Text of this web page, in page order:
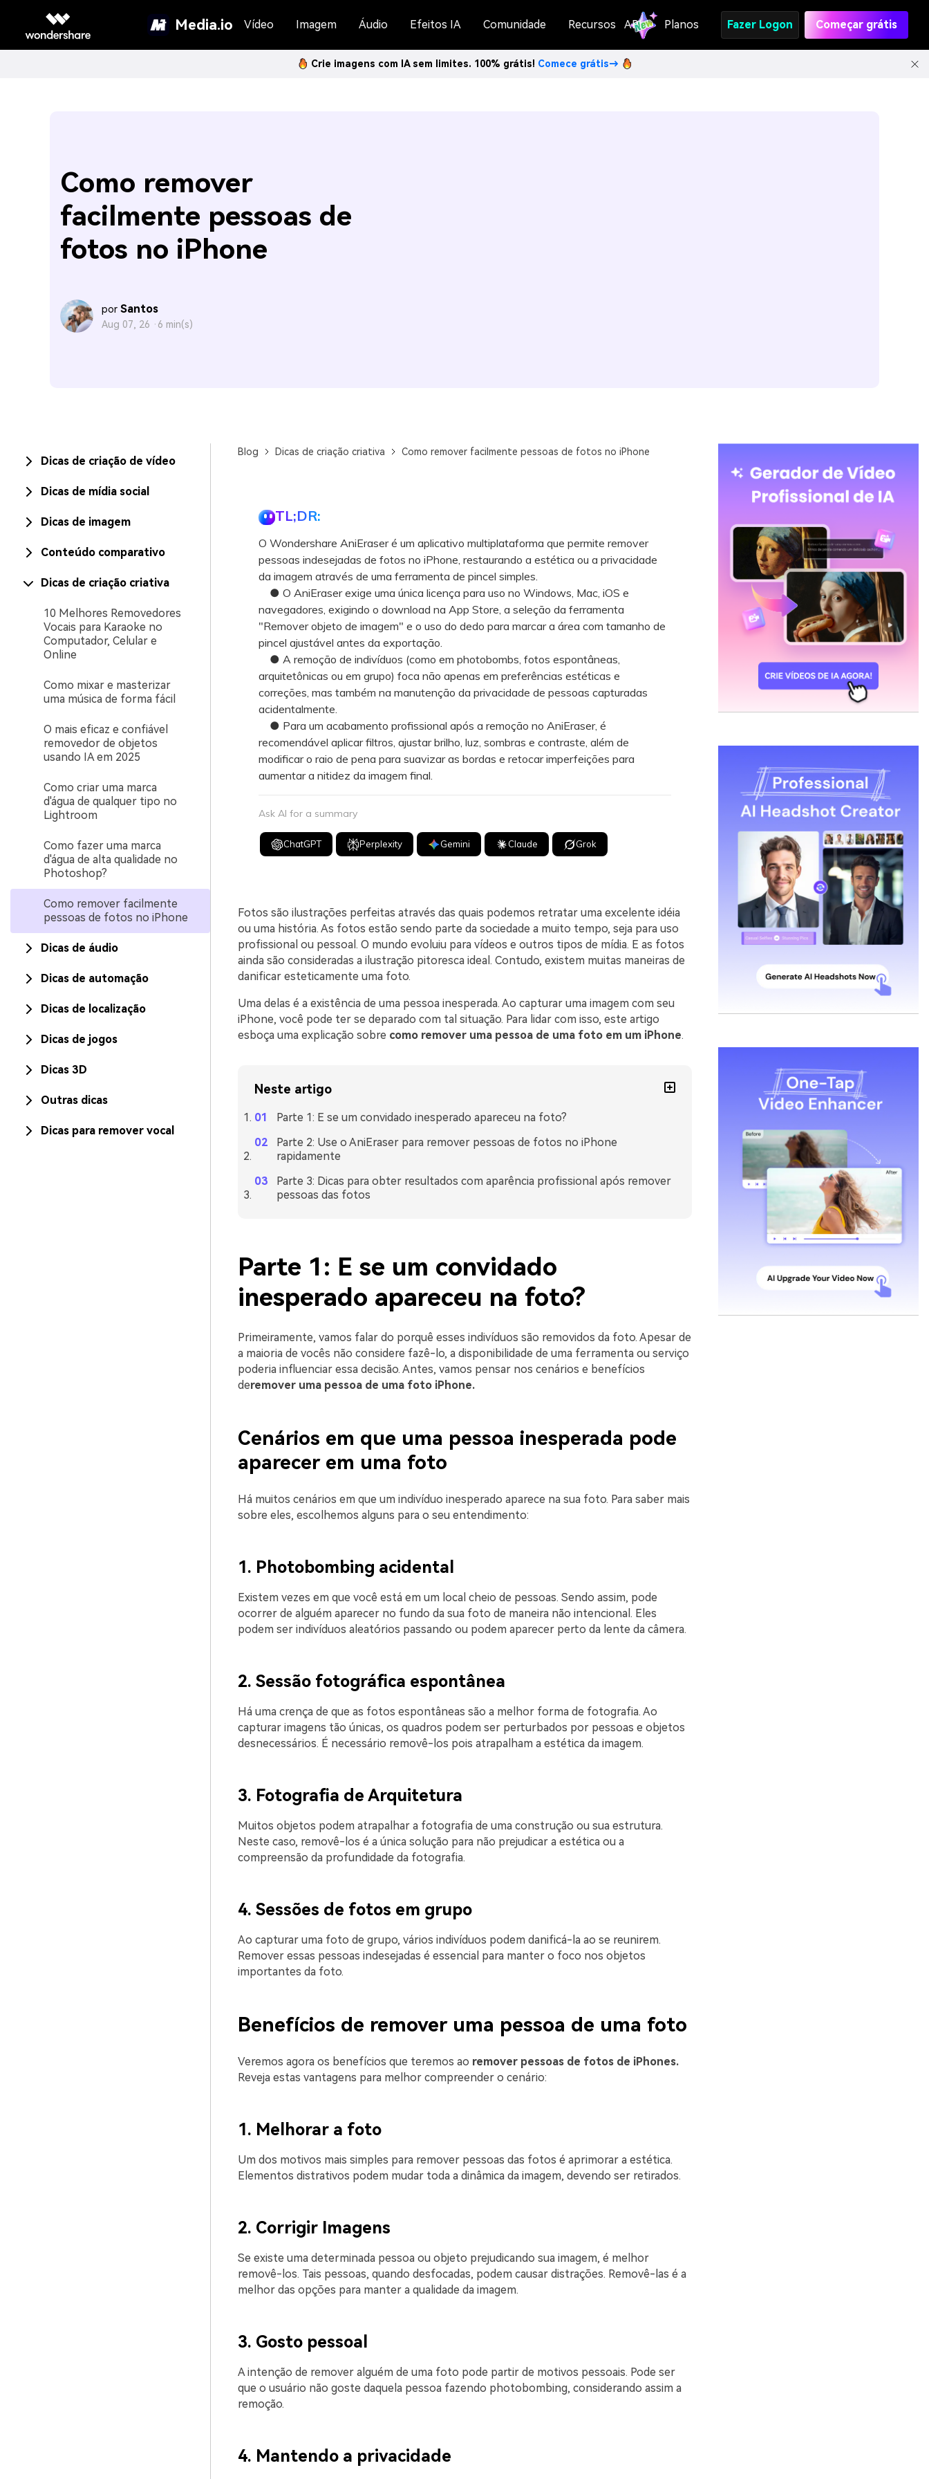
Media.io Vídeo Imagem Áudio Efeitos IA Comunidade Recursos API Planos Fazer Logon Começar grátis
Crie imagens com IA sem limites. 100% grátis! Comece grátis→
Como remover
facilmente pessoas de
fotos no iPhone
por Santos
Aug 07, 26 · 6 min(s)
Dicas de criação de vídeo
Dicas de mídia social
Dicas de imagem
Conteúdo comparativo
Dicas de criação criativa
10 Melhores Removedores
Vocais para Karaoke no
Computador, Celular e
Online
Como mixar e masterizar
uma música de forma fácil
O mais eficaz e confiável
removedor de objetos
usando IA em 2025
Como criar uma marca
d'água de qualquer tipo no
Lightroom
Como fazer uma marca
d'água de alta qualidade no
Photoshop?
Como remover facilmente
pessoas de fotos no iPhone
Dicas de áudio
Dicas de automação
Dicas de localização
Dicas de jogos
Dicas 3D
Outras dicas
Dicas para remover vocal
Blog Dicas de criação criativa Como remover facilmente pessoas de fotos no iPhone
TL;DR:
O Wondershare AniEraser é um aplicativo multiplataforma que permite remover
pessoas indesejadas de fotos no iPhone, restaurando a estética ou a privacidade
da imagem através de uma ferramenta de pincel simples.
● O AniEraser exige uma única licença para uso no Windows, Mac, iOS e
navegadores, exigindo o download na App Store, a seleção da ferramenta
"Remover objeto de imagem" e o uso do dedo para marcar a área com tamanho de
pincel ajustável antes da exportação.
● A remoção de indivíduos (como em photobombs, fotos espontâneas,
arquitetônicas ou em grupo) foca não apenas em preferências estéticas e
correções, mas também na manutenção da privacidade de pessoas capturadas
acidentalmente.
● Para um acabamento profissional após a remoção no AniEraser, é
recomendável aplicar filtros, ajustar brilho, luz, sombras e contraste, além de
modificar o raio de pena para suavizar as bordas e retocar imperfeições para
aumentar a nitidez da imagem final.
Ask AI for a summary
ChatGPT Perplexity Gemini Claude Grok
Fotos são ilustrações perfeitas através das quais podemos retratar uma excelente idéia
ou uma história. As fotos estão sendo parte da sociedade a muito tempo, seja para uso
profissional ou pessoal. O mundo evoluiu para vídeos e outros tipos de mídia. E as fotos
ainda são consideradas a ilustração pitoresca ideal. Contudo, existem muitas maneiras de
danificar esteticamente uma foto.
Uma delas é a existência de uma pessoa inesperada. Ao capturar uma imagem com seu
iPhone, você pode ter se deparado com tal situação. Para lidar com isso, este artigo
esboça uma explicação sobre como remover uma pessoa de uma foto em um iPhone.
Neste artigo
Parte 1: E se um convidado inesperado apareceu na foto?
Parte 2: Use o AniEraser para remover pessoas de fotos no iPhone
rapidamente
Parte 3: Dicas para obter resultados com aparência profissional após remover
pessoas das fotos
Parte 1: E se um convidado
inesperado apareceu na foto?
Primeiramente, vamos falar do porquê esses indivíduos são removidos da foto. Apesar de
a maioria de vocês não considere fazê-lo, a disponibilidade de uma ferramenta ou serviço
poderia influenciar essa decisão. Antes, vamos pensar nos cenários e benefícios
deremover uma pessoa de uma foto iPhone.
Cenários em que uma pessoa inesperada pode
aparecer em uma foto
Há muitos cenários em que um indivíduo inesperado aparece na sua foto. Para saber mais
sobre eles, escolhemos alguns para o seu entendimento:
1. Photobombing acidental
Existem vezes em que você está em um local cheio de pessoas. Sendo assim, pode
ocorrer de alguém aparecer no fundo da sua foto de maneira não intencional. Eles
podem ser indivíduos aleatórios passando ou podem aparecer perto da lente da câmera.
2. Sessão fotográfica espontânea
Há uma crença de que as fotos espontâneas são a melhor forma de fotografia. Ao
capturar imagens tão únicas, os quadros podem ser perturbados por pessoas e objetos
desnecessários. É necessário removê-los pois atrapalham a estética da imagem.
3. Fotografia de Arquitetura
Muitos objetos podem atrapalhar a fotografia de uma construção ou sua estrutura.
Neste caso, removê-los é a única solução para não prejudicar a estética ou a
compreensão da profundidade da fotografia.
4. Sessões de fotos em grupo
Ao capturar uma foto de grupo, vários indivíduos podem danificá-la ao se reunirem.
Remover essas pessoas indesejadas é essencial para manter o foco nos objetos
importantes da foto.
Benefícios de remover uma pessoa de uma foto
Veremos agora os benefícios que teremos ao remover pessoas de fotos de iPhones.
Reveja estas vantagens para melhor compreender o cenário:
1. Melhorar a foto
Um dos motivos mais simples para remover pessoas das fotos é aprimorar a estética.
Elementos distrativos podem mudar toda a dinâmica da imagem, devendo ser retirados.
2. Corrigir Imagens
Se existe uma determinada pessoa ou objeto prejudicando sua imagem, é melhor
removê-los. Tais pessoas, quando desfocadas, podem causar distrações. Removê-las é a
melhor das opções para manter a qualidade da imagem.
3. Gosto pessoal
A intenção de remover alguém de uma foto pode partir de motivos pessoais. Pode ser
que o usuário não goste daquela pessoa fazendo photobombing, considerando assim a
remoção.
4. Mantendo a privacidade